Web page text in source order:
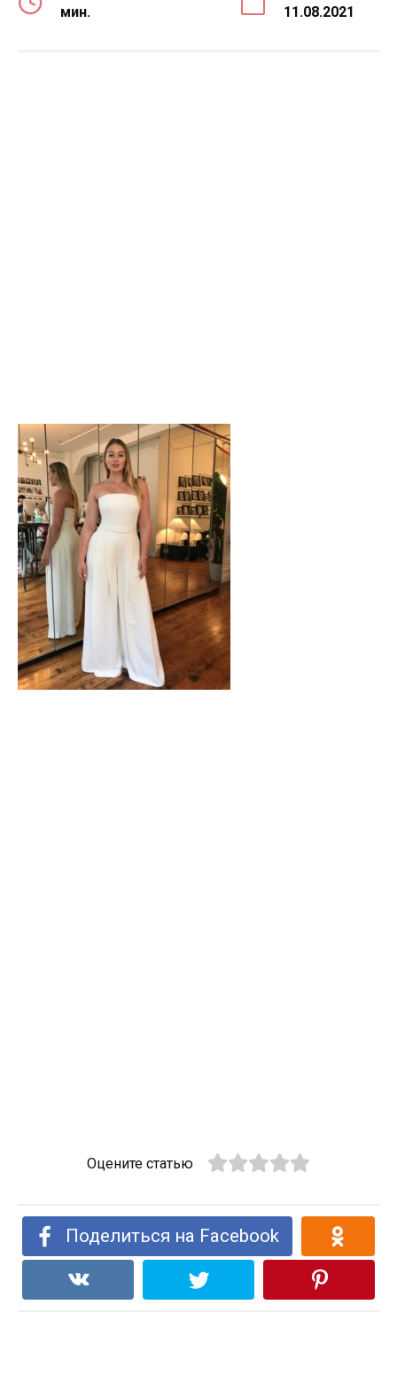
мин. 11.08.2021
Оцените статью
Поделиться на Facebook